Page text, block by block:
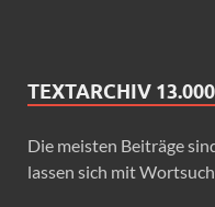
TEXTARCHIV
Die meisten Beiträge
lassen sich mit